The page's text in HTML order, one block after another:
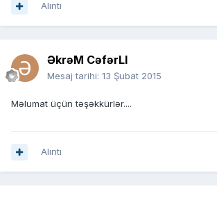
Alıntı
ƏkrəM CəfərLI
Mesaj tarihi: 13 Şubat 2015
Məlumat üçün təşəkkürlər....
Alıntı